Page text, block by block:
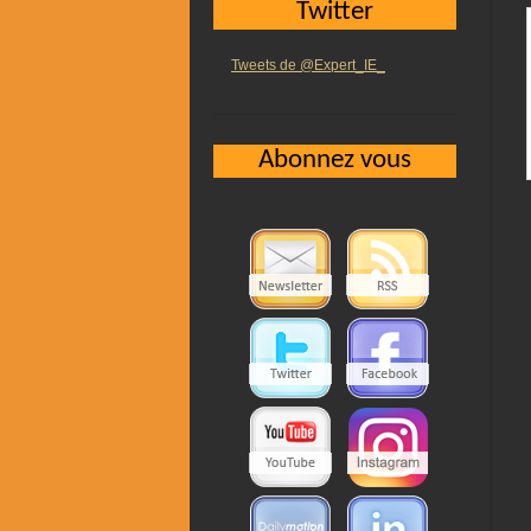
Twitter
Tweets de @Expert_IE_
Abonnez vous